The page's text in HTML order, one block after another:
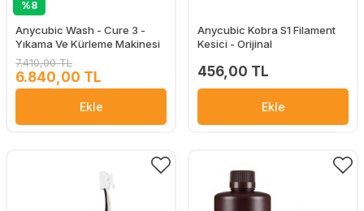
%8
Anycubic Wash - Cure 3 -
Yıkama Ve Kürleme Makinesi
7.410,00 TL
6.840,00 TL
Ekle
Anycubic Kobra S1 Filament
Kesici - Orijinal
456,00 TL
Ekle